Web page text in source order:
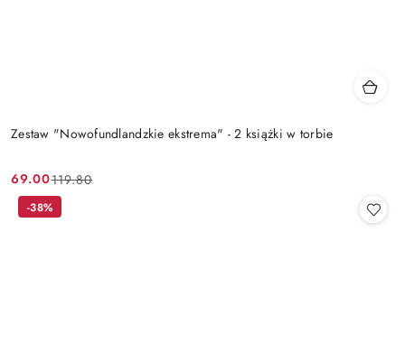
Zestaw "Nowofundlandzkie ekstrema" - 2 książki w torbie
Cena
promocyjna:
69.00
Cena
przed
119.80
-38%